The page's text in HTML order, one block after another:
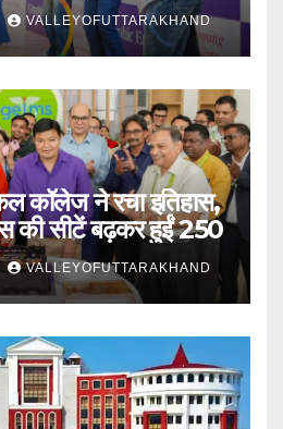
VALLEYOFUTTARAKHAND
कॉलेज ने रचा इतिहास,
की सीटें बढ़कर हुईं 250
VALLEYOFUTTARAKHAND